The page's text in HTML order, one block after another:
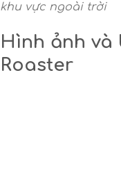
khu vực ngoài trời
Hình ảnh và
Roaster